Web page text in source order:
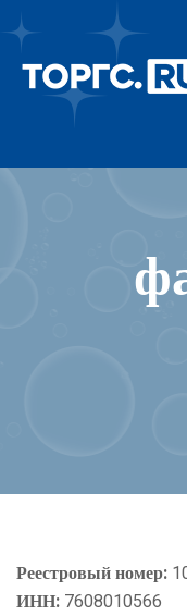
Реестровый номер:
ИНН: 7608010566